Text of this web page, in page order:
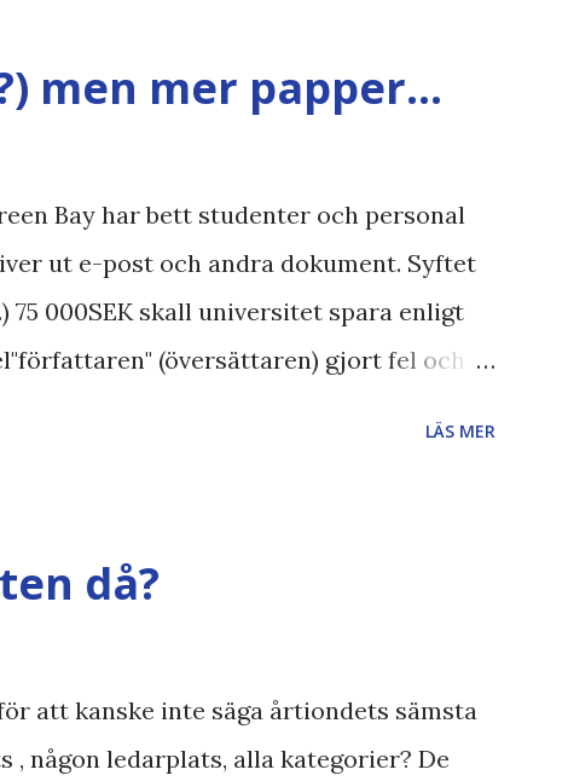
men mer papper...
Bay har bett studenter och personal
ut e-post och andra dokument. Syftet
75 000SEK skall universitet spara enligt
(översättaren) gjort fel och
även andra bloggares åsikter om Century
, klumpiga direktöversättningar ,
, Ex
LÄS MER
då?
att kanske inte säga årtiondets sämsta
någon ledarplats, alla kategorier? De